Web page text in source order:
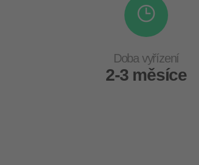
Doba vyřízení
2-3 měsíce